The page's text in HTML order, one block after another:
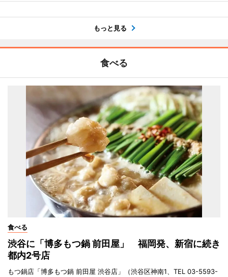
もっと見る
食べる
食べる
渋谷に「博多もつ鍋 前田屋」 福岡発、新宿に続き
都内2号店
もつ鍋店「博多もつ鍋 前田屋 渋谷店」（渋谷区神南1、TEL 03-5593-